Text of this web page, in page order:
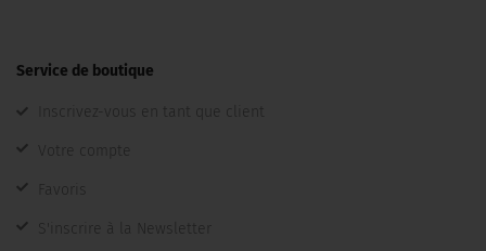
Service de boutique
Inscrivez-vous en tant que client
Votre compte
Favoris
S'inscrire à la Newsletter